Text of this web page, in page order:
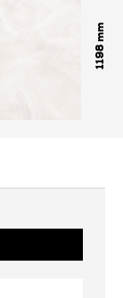
1198